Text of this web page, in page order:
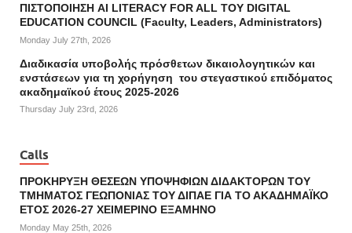
ΠΙΣΤΟΠΟΙΗΣΗ AI LITERACY FOR ALL ΤΟΥ DIGITAL
EDUCATION COUNCIL (Faculty, Leaders, Administrators)
Monday July 27th, 2026
Διαδικασία υποβολής πρόσθετων δικαιολογητικών και
ενστάσεων για τη χορήγηση του στεγαστικού επιδόματος
ακαδημαϊκού έτους 2025-2026
Thursday July 23rd, 2026
Calls
ΠΡΟΚΗΡΥΞΗ ΘΕΣΕΩΝ ΥΠΟΨΗΦΙΩΝ ΔΙΔΑΚΤΟΡΩΝ ΤΟΥ
ΤΜΗΜΑΤΟΣ ΓΕΩΠΟΝΙΑΣ ΤΟΥ ΔΙΠΑΕ ΓΙΑ ΤΟ ΑΚΑΔΗΜΑΪΚΟ
ΕΤΟΣ 2026-27 ΧΕΙΜΕΡΙΝΟ ΕΞΑΜΗΝΟ
Monday May 25th, 2026